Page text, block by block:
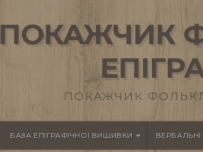
ПОКАЖЧИК
ПОКАЖЧИК
БАЗА ЕПІГРАФІЧНОЇ ВИШИВКИ